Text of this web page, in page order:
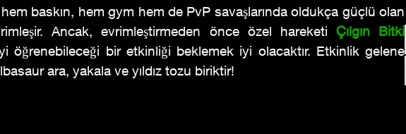
baskın, hem gym hem de PvP savaşlarında oldukça güçlü olan
Ancak, evrimleştirmeden önce özel hareketi Çılgın Bitki
öğrenebileceği bir etkinliği beklemek iyi olacaktır. Etkinlik gelene
ara, yakala ve yıldız tozu biriktir!